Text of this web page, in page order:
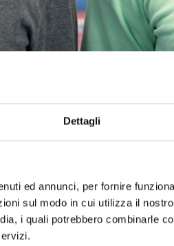
Dettagli
ed annunci, per fornire
sul modo in cui utilizza il
i quali potrebbero combinarle